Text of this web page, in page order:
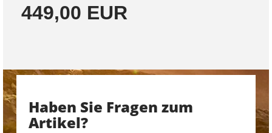
449,00 EUR
Haben Sie Fragen zum
Artikel?